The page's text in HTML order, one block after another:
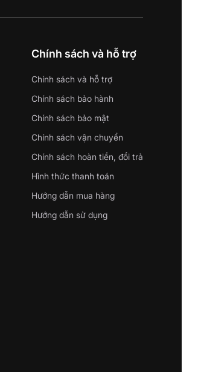
Chính sách và hỗ trợ
Chính sách và hỗ trợ
Chính sách bảo hành
Chính sách bảo mật
Chính sách vận chuyển
Chính sách hoàn tiền, đổi trả
Hình thức thanh toán
Hướng dẫn mua hàng
Hướng dẫn sử dụng